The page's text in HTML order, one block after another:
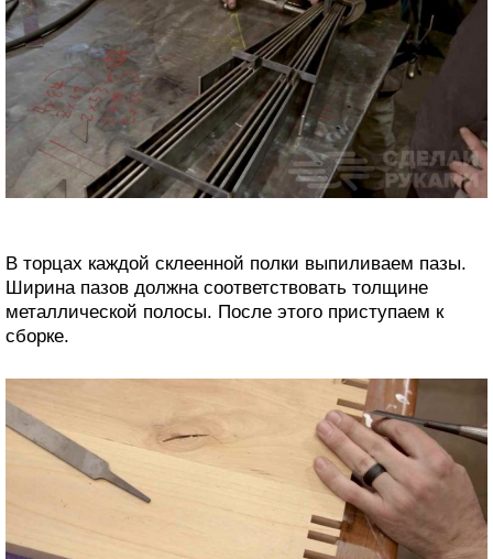
В торцах каждой склеенной полки выпиливаем пазы.
Ширина пазов должна соответствовать толщине
металлической полосы. После этого приступаем к
сборке.